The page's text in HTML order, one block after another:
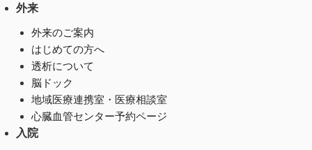
外来
外来のご案内
はじめての方へ
透析について
脳ドック
地域医療連携室・医療相談室
心臓血管センター予約ページ
入院